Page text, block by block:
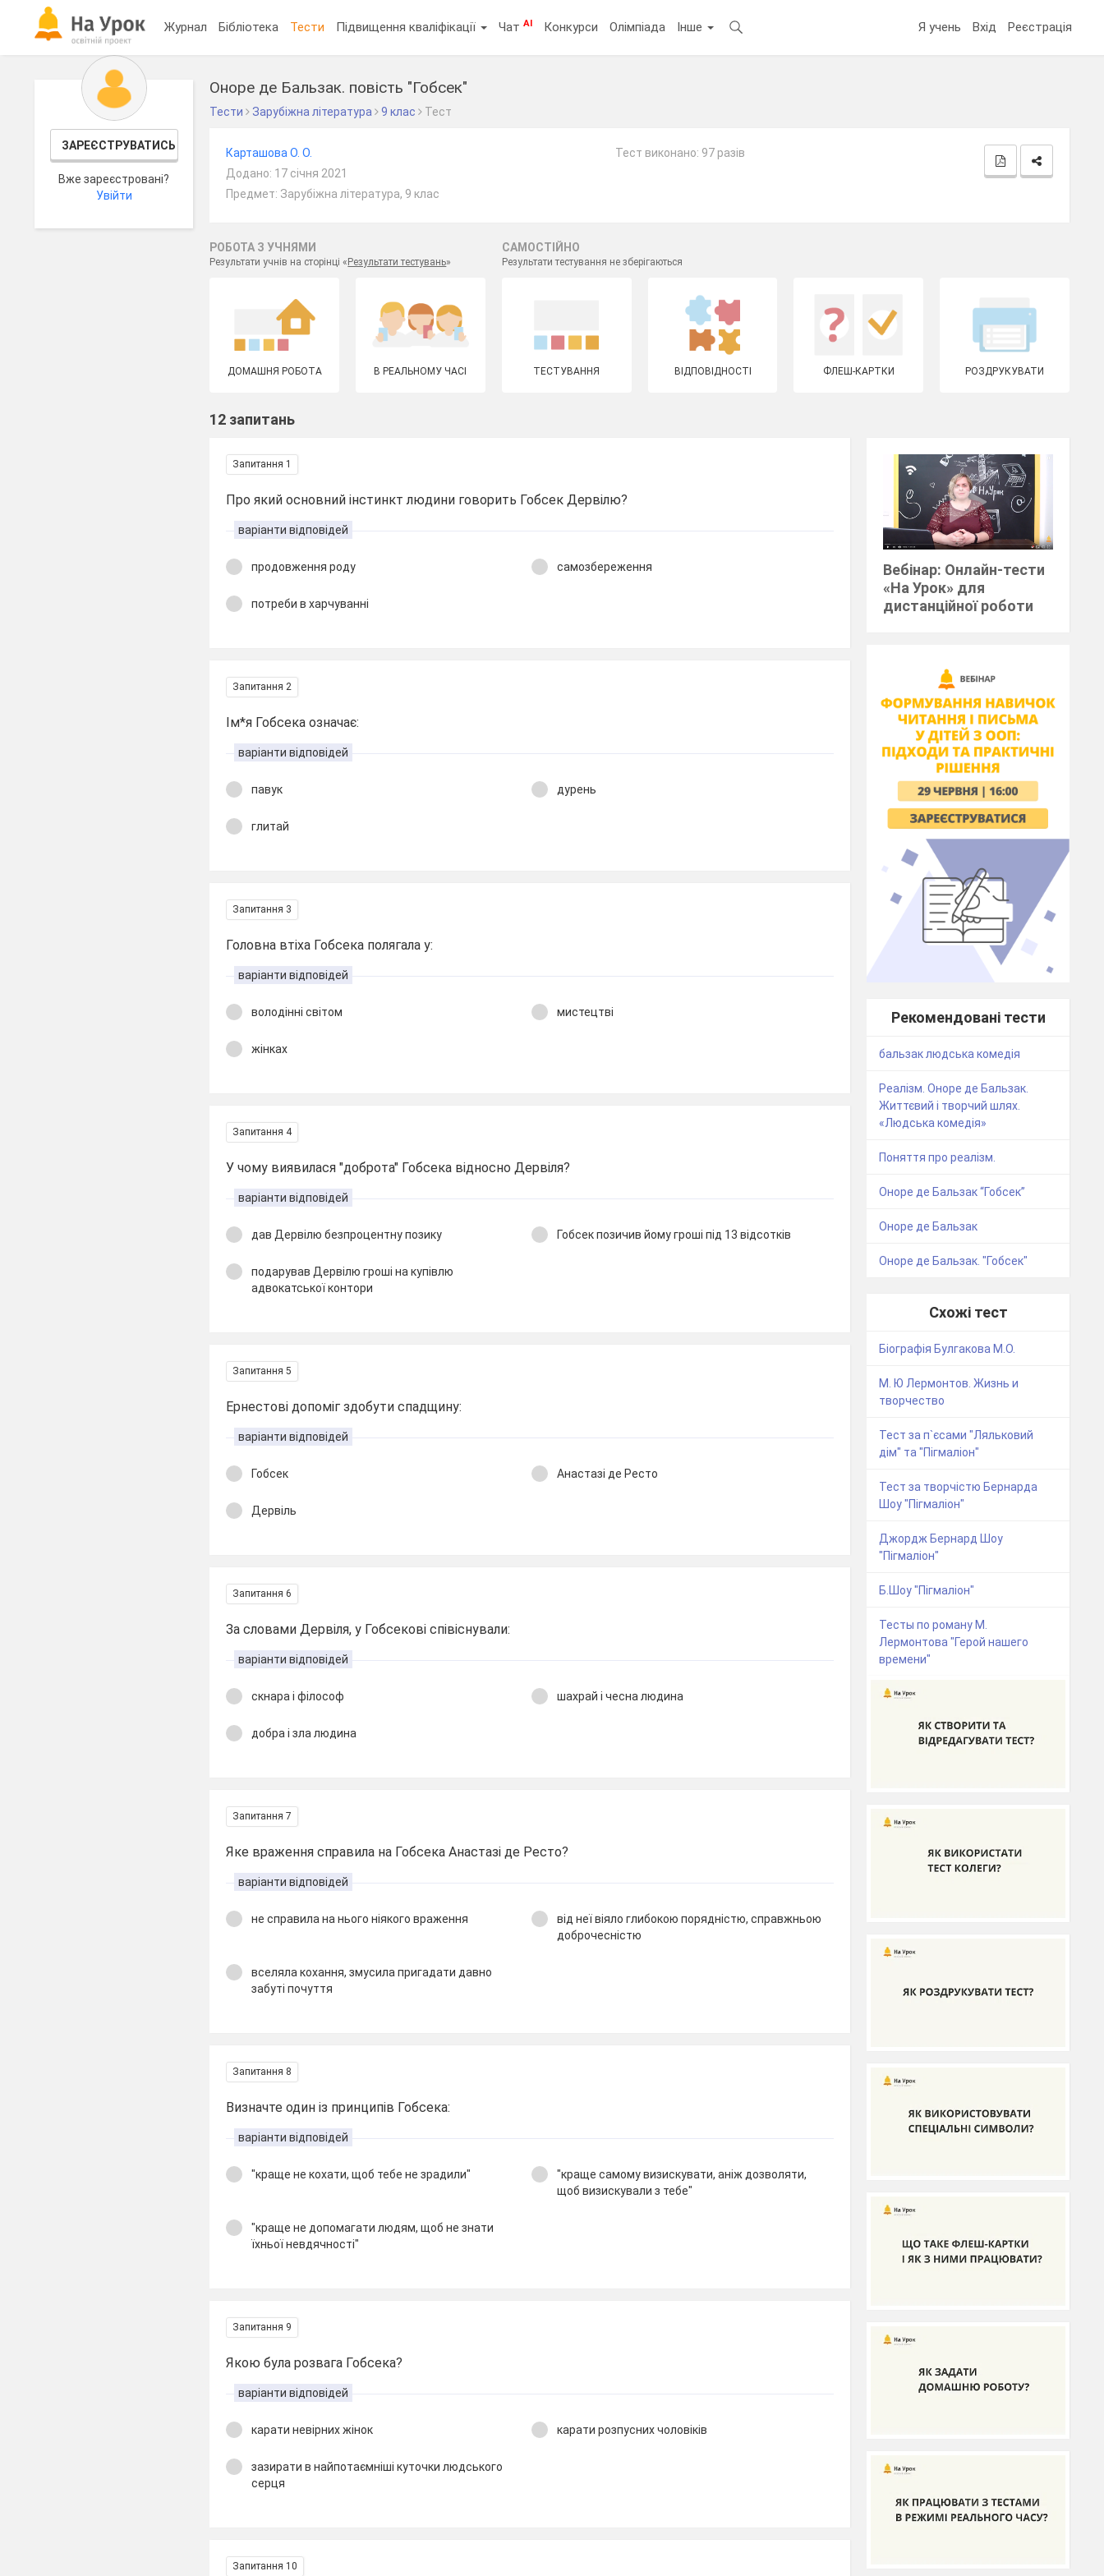
Журнал Бібліотека Тести Підвищення кваліфікації ЧатAI Конкурси Олімпіада Інше Я учень Вхід Реєстрація
ЗАРЕЄСТРУВАТИСЬ
Вже зареєстровані?
Увійти
Оноре де Бальзак. повість "Гобсек"
Тести Зарубіжна література 9 клас Тест
Карташова О. О.
Додано: 17 січня 2021
Предмет: Зарубіжна література, 9 клас
Тест виконано: 97 разів
РОБОТА З УЧНЯМИ
Результати учнів на сторінці « Результати тестувань»
САМОСТІЙНО
Результати тестування не зберігаються
ДОМАШНЯ РОБОТА В РЕАЛЬНОМУ ЧАСІ ТЕСТУВАННЯ ВІДПОВІДНОСТІ ФЛЕШ-КАРТКИ РОЗДРУКУВАТИ
12 запитань
Запитання 1
Про який основний інстинкт людини говорить Гобсек Дервілю?
варіанти відповідей
продовження роду самозбереження
потреби в харчуванні
Запитання 2
Ім*я Гобсека означає:
варіанти відповідей
павук дурень
глитай
Запитання 3
Головна втіха Гобсека полягала у:
варіанти відповідей
володінні світом мистецтві
жінках
Запитання 4
У чому виявилася "доброта" Гобсека відносно Дервіля?
варіанти відповідей
дав Дервілю безпроцентну позику Гобсек позичив йому гроші під 13 відсотків
подарував Дервілю гроші на купівлю
адвокатської контори
Запитання 5
Ернестові допоміг здобути спадщину:
варіанти відповідей
Гобсек Анастазі де Ресто
Дервіль
Запитання 6
За словами Дервіля, у Гобсекові співіснували:
варіанти відповідей
скнара і філософ шахрай і чесна людина
добра і зла людина
Запитання 7
Яке враження справила на Гобсека Анастазі де Ресто?
варіанти відповідей
не справила на нього ніякого враження
від неї віяло глибокою порядністю, справжньою
доброчесністю
вселяла кохання, змусила пригадати давно
забуті почуття
Запитання 8
Визначте один із принципів Гобсека:
варіанти відповідей
"краще не кохати, щоб тебе не зрадили"
"краще самому визискувати, аніж дозволяти,
щоб визискували з тебе"
"краще не допомагати людям, щоб не знати
їхньої невдячності"
Запитання 9
Якою була розвага Гобсека?
варіанти відповідей
карати невірних жінок карати розпусних чоловіків
зазирати в найпотаємніші куточки людського
серця
Запитання 10
Вебінар: Онлайн-тести
«На Урок» для
дистанційної роботи
Рекомендовані тести
бальзак людська комедія
Реалізм. Оноре де Бальзак.
Життєвий і творчий шлях.
«Людська комедія»
Поняття про реалізм.
Оноре де Бальзак “Гобсек”
Оноре де Бальзак
Оноре де Бальзак. "Гобсек"
Схожі тест
Біографія Булгакова М.О.
М. Ю Лермонтов. Жизнь и
творчество
Тест за п`єсами "Ляльковий
дім" та "Пігмаліон"
Тест за творчістю Бернарда
Шоу "Пігмаліон"
Джордж Бернард Шоу
"Пігмаліон"
Б.Шоу "Пігмаліон"
Тесты по роману М.
Лермонтова "Герой нашего
времени"